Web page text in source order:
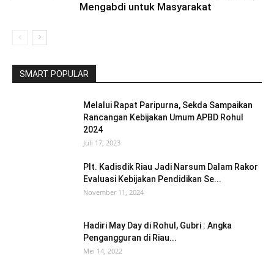
Mengabdi untuk Masyarakat
SMART POPULAR
Melalui Rapat Paripurna, Sekda Sampaikan
Rancangan Kebijakan Umum APBD Rohul
2024
Juli 17, 2023
Plt. Kadisdik Riau Jadi Narsum Dalam Rakor
Evaluasi Kebijakan Pendidikan Se...
November 11, 2024
Hadiri May Day di Rohul, Gubri : Angka
Pengangguran di Riau...
Mei 14, 2022